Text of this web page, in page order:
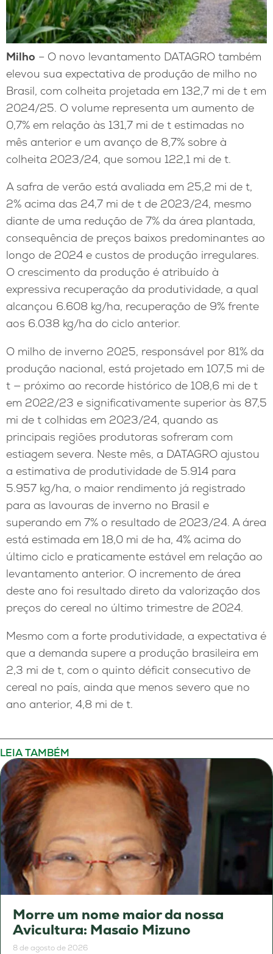
Milho – O novo levantamento DATAGRO também
elevou sua expectativa de produção de milho no
Brasil, com colheita projetada em 132,7 mi de t em
2024/25. O volume representa um aumento de
0,7% em relação às 131,7 mi de t estimadas no
mês anterior e um avanço de 8,7% sobre à
colheita 2023/24, que somou 122,1 mi de t.
A safra de verão está avaliada em 25,2 mi de t,
2% acima das 24,7 mi de t de 2023/24, mesmo
diante de uma redução de 7% da área plantada,
consequência de preços baixos predominantes ao
longo de 2024 e custos de produção irregulares.
O crescimento da produção é atribuído à
expressiva recuperação da produtividade, a qual
alcançou 6.608 kg/ha, recuperação de 9% frente
aos 6.038 kg/ha do ciclo anterior.
O milho de inverno 2025, responsável por 81% da
produção nacional, está projetado em 107,5 mi de
t — próximo ao recorde histórico de 108,6 mi de t
em 2022/23 e significativamente superior às 87,5
mi de t colhidas em 2023/24, quando as
principais regiões produtoras sofreram com
estiagem severa. Neste mês, a DATAGRO ajustou
a estimativa de produtividade de 5.914 para
5.957 kg/ha, o maior rendimento já registrado
para as lavouras de inverno no Brasil e
superando em 7% o resultado de 2023/24. A área
está estimada em 18,0 mi de ha, 4% acima do
último ciclo e praticamente estável em relação ao
levantamento anterior. O incremento de área
deste ano foi resultado direto da valorização dos
preços do cereal no último trimestre de 2024.
Mesmo com a forte produtividade, a expectativa é
que a demanda supere a produção brasileira em
2,3 mi de t, com o quinto déficit consecutivo de
cereal no país, ainda que menos severo que no
ano anterior, 4,8 mi de t.
LEIA TAMBÉM
Morre um nome maior da nossa
Avicultura: Masaio Mizuno
8 de agosto de 2026